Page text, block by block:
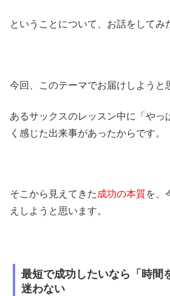
ということについて、お話をしてみ
今回、このテーマでお届けしようと
あるサックスのレッスン中に「やっ
く感じた出来事があったからです。
そこから見えてきた 成功の本質を、
えしようと思います。
最短で成功したいなら「時間
迷わない